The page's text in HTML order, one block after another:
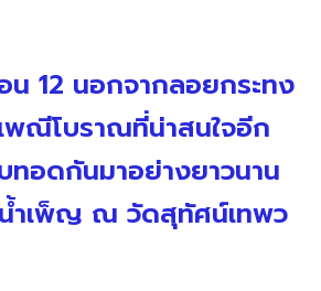
12 นอกจากลอยกระทง
พณีโบราณที่น่าสนใจอีก
อดกันมาอย่างยาวนาน
ำเพ็ญ ณ วัดสุทัศน์เทพว